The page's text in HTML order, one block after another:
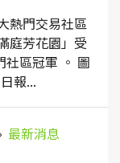
熱門交易社區
庭芳花園」受
社區冠軍 。 圖
報...
最新消息